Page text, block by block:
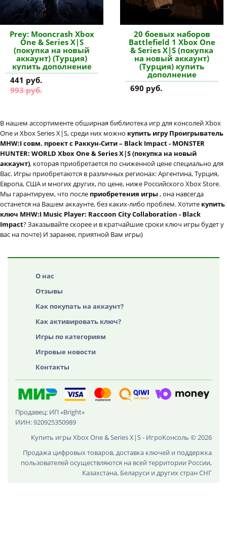
Prey: Mooncrash Xbox
One & Series X|S
(покупка на новый
аккаунт) (Турция)
купить дополнение
441 руб.
993 руб.
20 боевых наборов
Battlefield 1 Xbox One
& Series X|S (покупка
на новый аккаунт)
(Турция) купить
дополнение
690 руб.
В нашем ассортименте обширная библиотека игр для консолей Xbox
One и Xbox Series X|S, среди них можно купить игру Проигрыватель
MHW:I совм. проект с Раккун-Сити – Black Impact - MONSTER
HUNTER: WORLD Xbox One & Series X|S (покупка на новый
аккаунт), которая приобретается по сниженной цене специально для
Вас. Игры приобретаются в различных регионах: Аргентина, Турция,
Европа, США и многих других, по цене, ниже Российского Xbox Store.
Мы гарантируем, что после приобретения игры , она навсегда
останется на Вашем аккаунте, без каких-либо проблем. Хотите купить
ключ MHW:I Music Player: Raccoon City Collaboration - Black
Impact? Заказывайте скорее и в кратчайшие сроки ключ игры будет у
вас на почте) И заранее, приятной Вам игры)
О нас
Отзывы
Как покупать на аккаунт?
Как активировать ключ?
Игры по категориям
Игровые новости
Контакты
Продавец: ИП «Bright»
ИИН: 920925350989
Купить игры Xbox One & Series X|S - ИгроКонсоль © 2026
Продажа цифровых товаров, доставка ключей и поддержка
пользователей осуществляются на всей территории России,
Казахстана, Беларуси и других стран СНГ